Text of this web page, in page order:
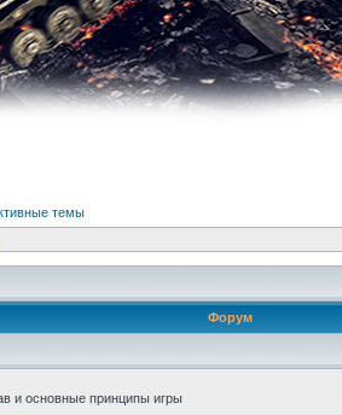
темы
Форум
и основные принципы игры